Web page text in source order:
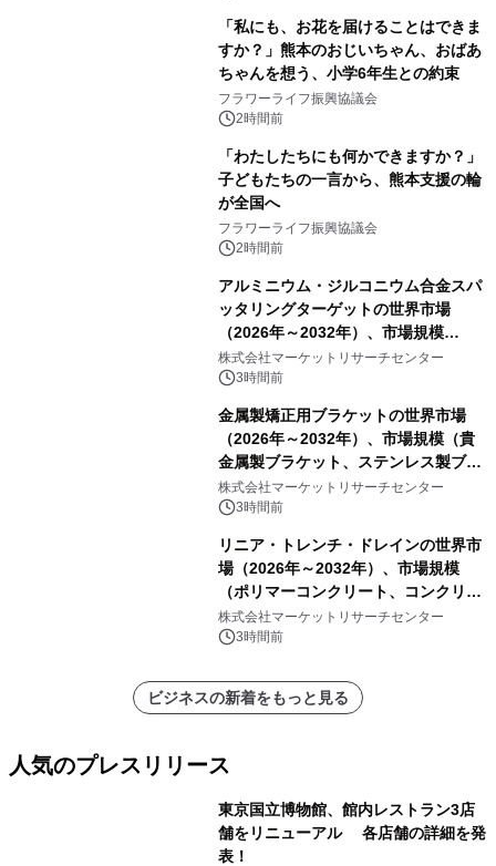
「私にも、お花を届けることはできま
すか？」熊本のおじいちゃん、おばあ
ちゃんを想う、小学6年生との約束
フラワーライフ振興協議会
2時間前
「わたしたちにも何かできますか？」
子どもたちの一言から、熊本支援の輪
が全国へ
フラワーライフ振興協議会
2時間前
アルミニウム・ジルコニウム合金スパ
ッタリングターゲットの世界市場
（2026年～2032年）、市場規模
（0.995、0.999、その他）・分析レポ
ートを発表
株式会社マーケットリサーチセンター
3時間前
金属製矯正用ブラケットの世界市場
（2026年～2032年）、市場規模（貴
金属製ブラケット、ステンレス製ブラ
ケット、純チタン製ブラケット）・分
析レポートを発表
株式会社マーケットリサーチセンター
3時間前
リニア・トレンチ・ドレインの世界市
場（2026年～2032年）、市場規模
（ポリマーコンクリート、コンクリー
ト、プラスチック、金属）・分析レポ
ートを発表
株式会社マーケットリサーチセンター
3時間前
ビジネスの新着をもっと見る
人気のプレスリリース
東京国立博物館、館内レストラン3店
舗をリニューアル 各店舗の詳細を発
表！